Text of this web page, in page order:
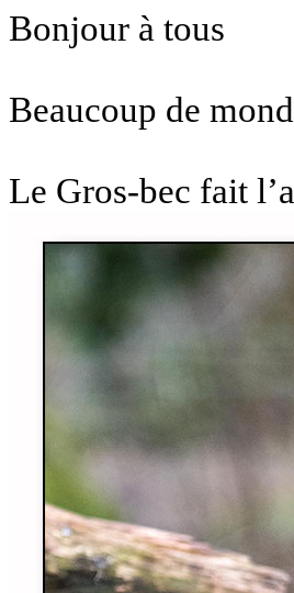
Bonjour à tous
Beaucoup de
Le Gros-bec fait